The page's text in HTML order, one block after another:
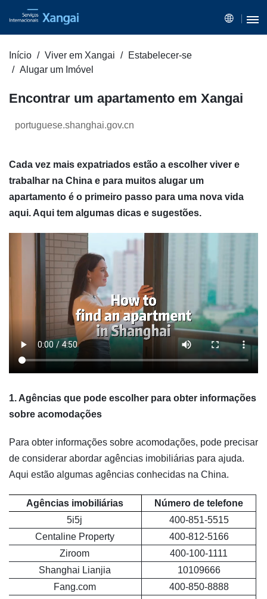
Início Viver em Xangai
Estabelecer-se
Alugar um Imóvel
Encontrar um apartamento em Xangai
portuguese.shanghai.gov.cn
Cada vez mais expatriados estão a escolher viver e
trabalhar na China e para muitos alugar um
apartamento é o primeiro passo para uma nova vida
aqui. Aqui tem algumas dicas e sugestões.
1. Agências que pode escolher para obter informações
sobre acomodações
Para obter informações sobre acomodações, pode precisar
de considerar abordar agências imobiliárias para ajuda.
Aqui estão algumas agências conhecidas na China.
Agências imobiliárias
Número de telefone
5i5j
400-851-5515
Centaline Property
400-812-5166
Ziroom
400-100-1111
Shanghai Lianjia
10109666
Fang.com
400-850-8888